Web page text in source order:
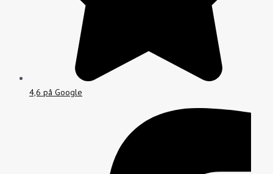
4,6 på Google